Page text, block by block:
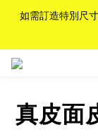
如需訂造特別尺
如需訂造特別尺
Top-Tier Quality
粉紅
真皮面